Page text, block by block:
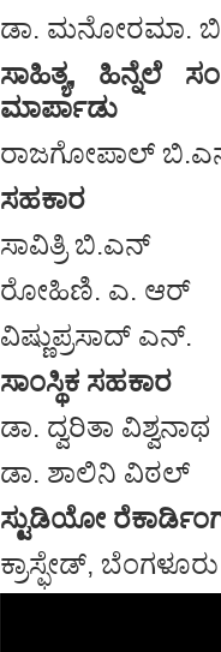
ಡಾ. ಮನೋರಮಾ.
ಸಾಹಿತ್ಯ, ಹಿನ್ನೆಲೆ
ಮಾರ್ಪಾಡು
ರಾಜಗೋಪಾಲ್
ಸಹಕಾರ
ಸಾವಿತ್ರಿ ಬಿ.ಎನ್
ರೋಹಿಣಿ. ಎ. ಆರ್
ವಿಷ್ಣುಪ್ರಸಾದ್ ಎನ್.
ಸಾಂಸ್ಥಿಕ ಸಹಕಾರ
ಡಾ. ದ್ವರಿತಾ ವಿಶ್ವನಾಥ
ಡಾ. ಶಾಲಿನಿ ವಿಠಲ್
ಸ್ಟುಡಿಯೋ
ಕ್ರಾಸ್ಫೇಡ್, ಬೆಂಗಳೂರು